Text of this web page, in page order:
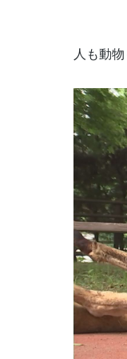
人も動